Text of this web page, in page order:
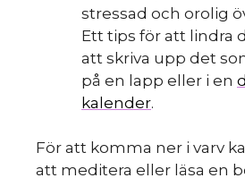
stressad och orolig
Ett tips för att lindra
att skriva upp det
på en lapp eller i en
kalender.
För att komma ner i varv
att meditera eller läsa en